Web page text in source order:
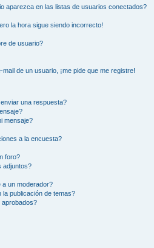
aparezca en las listas de usuarios conectados?
la hora sigue siendo incorrecto!
de usuario?
de un usuario, ¡me pide que me registre!
una respuesta?
mensaje?
a la encuesta?
foro?
adjuntos?
a un moderador?
publicación de temas?
aprobados?